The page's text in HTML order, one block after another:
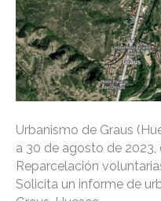
Urbanismo de Graus
a 30 de agosto de
Reparcelación
Solicita un informe de